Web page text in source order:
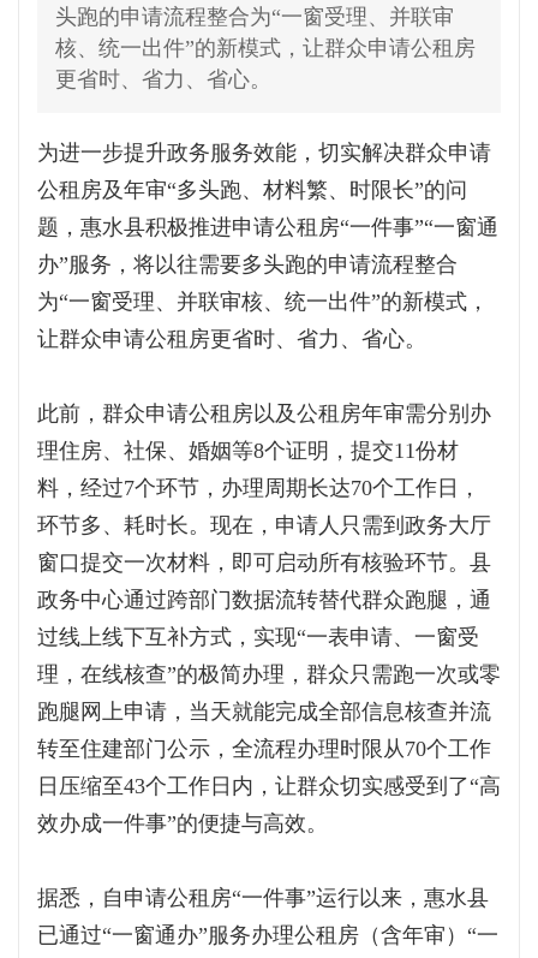
头跑的申请流程整合为“一窗受理、并联审
核、统一出件”的新模式，让群众申请公租房
更省时、省力、省心。
为进一步提升政务服务效能，切实解决群众申请
公租房及年审“多头跑、材料繁、时限长”的问
题，惠水县积极推进申请公租房“一件事”“一窗通
办”服务，将以往需要多头跑的申请流程整合
为“一窗受理、并联审核、统一出件”的新模式，
让群众申请公租房更省时、省力、省心。
此前，群众申请公租房以及公租房年审需分别办
理住房、社保、婚姻等8个证明，提交11份材
料，经过7个环节，办理周期长达70个工作日，
环节多、耗时长。现在，申请人只需到政务大厅
窗口提交一次材料，即可启动所有核验环节。县
政务中心通过跨部门数据流转替代群众跑腿，通
过线上线下互补方式，实现“一表申请、一窗受
理，在线核查”的极简办理，群众只需跑一次或零
跑腿网上申请，当天就能完成全部信息核查并流
转至住建部门公示，全流程办理时限从70个工作
日压缩至43个工作日内，让群众切实感受到了“高
效办成一件事”的便捷与高效。
据悉，自申请公租房“一件事”运行以来，惠水县
已通过“一窗通办”服务办理公租房（含年审）“一